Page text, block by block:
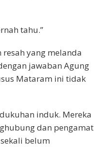
tahu.”
yang melanda
jawaban Agung
Mataram ini tidak
induk. Mereka
dan pengamat
belum